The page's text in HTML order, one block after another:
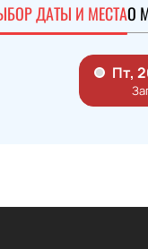
ДАТЫ И МЕСТАО